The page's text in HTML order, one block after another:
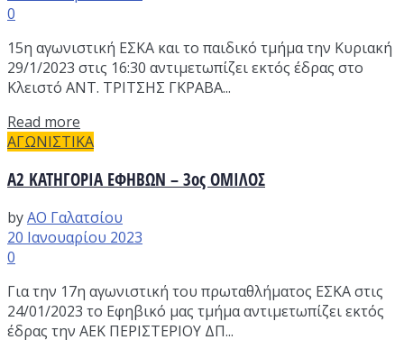
0
15η αγωνιστική ΕΣΚΑ και το παιδικό τμήμα την Κυριακή
29/1/2023 στις 16:30 αντιμετωπίζει εκτός έδρας στο
Κλειστό ΑΝΤ. ΤΡΙΤΣΗΣ ΓΚΡΑΒΑ...
Read more
ΑΓΩΝΙΣΤΙΚΑ
Α2 ΚΑΤΗΓΟΡΙΑ ΕΦΗΒΩΝ – 3ος ΟΜΙΛΟΣ
byΑΟ Γαλατσίου
20 Ιανουαρίου 2023
0
Για την 17η αγωνιστική του πρωταθλήματος ΕΣΚΑ στις
24/01/2023 το Εφηβικό μας τμήμα αντιμετωπίζει εκτός
έδρας την ΑΕΚ ΠΕΡΙΣΤΕΡΙΟΥ ΔΠ...